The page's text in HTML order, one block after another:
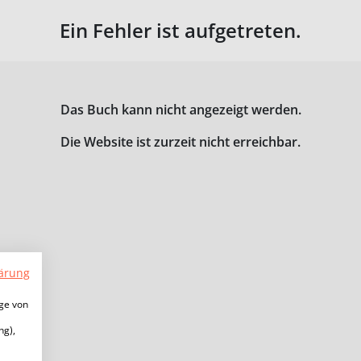
Ein Fehler ist aufgetreten.
Das Buch kann nicht angezeigt werden.
Die Website ist zurzeit nicht erreichbar.
von